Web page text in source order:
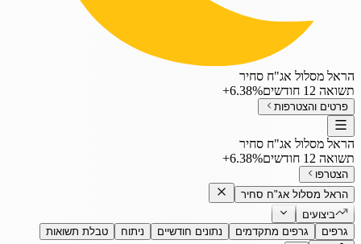
הראל מסלול אג"ח סחיר
תשואה 12 חודשים
‎+6.38%
פרטים והצטרפות
הראל מסלול אג"ח סחיר
תשואה 12 חודשים
‎+6.38%
הצטרפו
הראל מסלול אג"ח סחיר
ביצועים
גרפים
גרפים מתקדמים נתונים חודשיים ניתוח
טבלת תשואות